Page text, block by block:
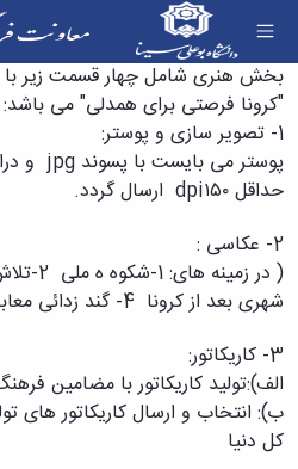
درباره
معاونت
درباره
معرفی
اهداف
و
وظایف
ساختار
سازمانی
مدیر
برنامه
ریزی
فرهنگی
ثبت نام بخش هنری -
بخش هنری شامل چهار قسمت زیر
"کرونا فرصتی برای همدلی" می باشد:
1- تصویر سازی و پوستر:
پوستر می بایست با پسوند jpg و
حداقل ۱۵۰
dpi ارسال گردد.
2- عکاسی :
شهری بعد از کرونا 4- گند زدائی معابر)
3- کاریکاتور:
الف):تولید کاریکاتور با مضامین
ب): انتخاب و ارسال کاریکاتور های
کل دنیا